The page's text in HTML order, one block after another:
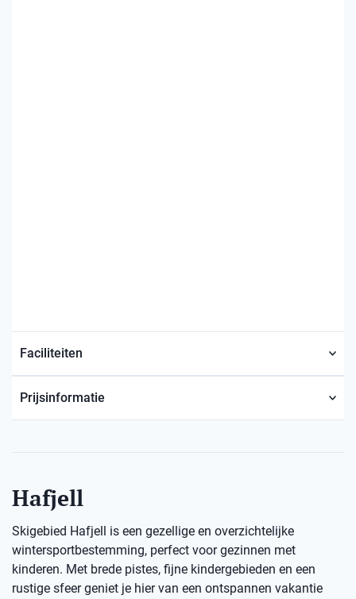
Faciliteiten
Prijsinformatie
Hafjell
Skigebied Hafjell is een gezellige en overzichtelijke
wintersportbestemming, perfect voor gezinnen met
kinderen. Met brede pistes, fijne kindergebieden en een
rustige sfeer geniet je hier van een ontspannen vakantie